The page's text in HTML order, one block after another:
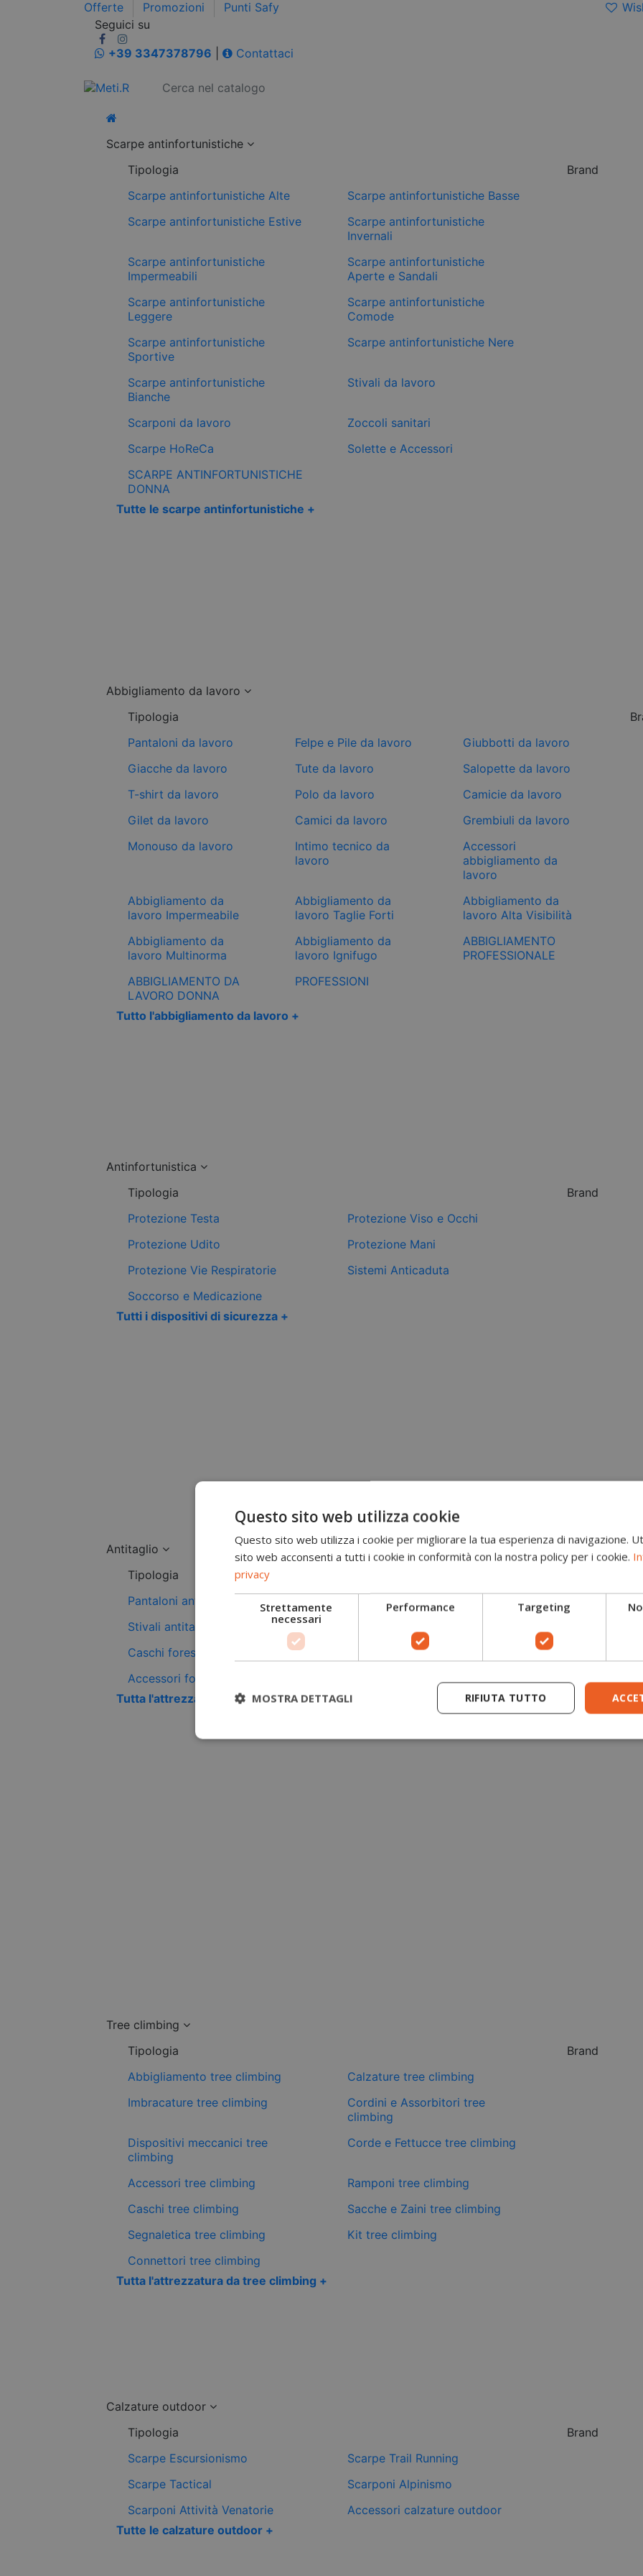
Offerte Promozioni Punti Safy
Seguici su
+39 3347378796
Contattaci
Scarpe antinfortunistiche
Tipologia
Scarpe antinfortunistiche Alte
Scarpe antinfortunistiche Basse
Scarpe antinfortunistiche Estive
Scarpe antinfortunistiche
Invernali
Scarpe antinfortunistiche
Impermeabili
Scarpe antinfortunistiche
Aperte e Sandali
Scarpe antinfortunistiche
Leggere
Scarpe antinfortunistiche
Comode
Scarpe antinfortunistiche
Sportive
Scarpe antinfortunistiche Nere
Scarpe antinfortunistiche
Bianche
Stivali da lavoro
Scarponi da lavoro
Zoccoli sanitari
Scarpe HoReCa
Solette e Accessori
SCARPE ANTINFORTUNISTICHE
DONNA
Tutte le scarpe antinfortunistiche +
Brand
Abbigliamento da lavoro
Tipologia
Pantaloni da lavoro
Felpe e Pile da lavoro
Giubbotti da lavoro
Giacche da lavoro
Tute da lavoro
Salopette da lavoro
T-shirt da lavoro
Polo da lavoro
Camicie da lavoro
Gilet da lavoro
Camici da lavoro
Grembiuli da lavoro
Monouso da lavoro
Intimo tecnico da
lavoro
Accessori
abbigliamento da
lavoro
Abbigliamento da
lavoro Impermeabile
Abbigliamento da
lavoro Taglie Forti
Abbigliamento da
lavoro Alta Visibilità
Abbigliamento da
lavoro Multinorma
Abbigliamento da
lavoro Ignifugo
ABBIGLIAMENTO
PROFESSIONALE
ABBIGLIAMENTO DA
LAVORO DONNA
PROFESSIONI
Tutto l'abbigliamento da lavoro +
Antinfortunistica
Tipologia
Protezione Testa
Protezione Viso e Occhi
Protezione Udito
Protezione Mani
Protezione Vie Respiratorie
Sistemi Anticaduta
Soccorso e Medicazione
Tutti i dispositivi di sicurezza +
Brand
Antitaglio
Tipologia
Pantaloni antitaglio
Scarponi antitaglio
Stivali antitaglio
Caschi forestali
Giacche forestali
Accessori forestali
Tutta l'attrezzatura antitaglio +
Tree climbing
Tipologia
Abbigliamento tree climbing
Calzature tree climbing
Imbracature tree climbing
Cordini e Assorbitori tree
climbing
Dispositivi meccanici tree
climbing
Corde e Fettucce tree climbing
Accessori tree climbing
Ramponi tree climbing
Caschi tree climbing
Sacche e Zaini tree climbing
Segnaletica tree climbing
Kit tree climbing
Connettori tree climbing
Tutta l'attrezzatura da tree climbing +
Brand
Calzature outdoor
Tipologia
Scarpe Escursionismo
Scarpe Trail Running
Scarpe Tactical
Scarponi Alpinismo
Scarponi Attività Venatorie
Accessori calzature outdoor
Tutte le calzature outdoor +
Brand
Questo sito web utilizza cookie
Questo sito web utilizza i cookie per migliorare la tua esperienza di navigazione.
sito web acconsenti a tutti i cookie in conformità con la nostra policy per i cookie.
privacy
Strettamente
necessari
Performance Targeting
RIFIUTA TUTTO
MOSTRA DETTAGLI